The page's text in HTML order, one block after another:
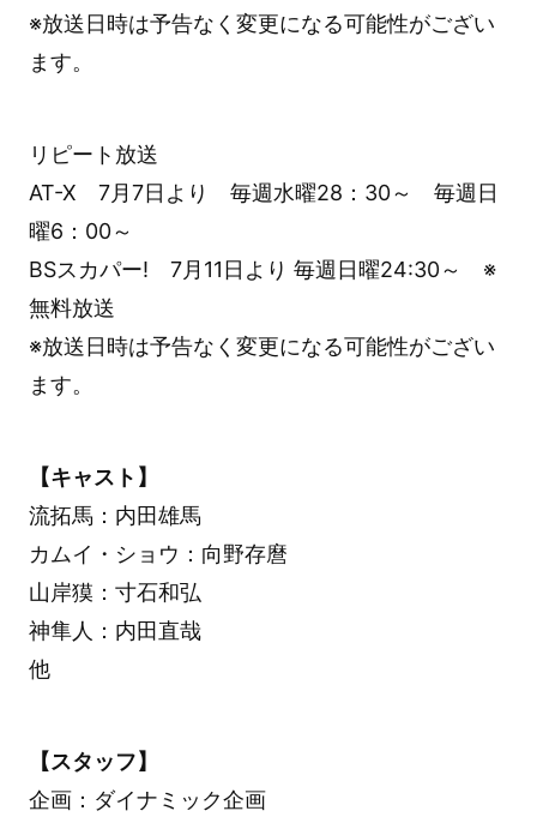
※放送日時は予告なく変更になる可能性がござい
ます。
リピート放送
AT-X 7月7日より 毎週水曜28：30～ 毎週日
曜6：00～
BSスカパー! 7月11日より 毎週日曜24:30～ ※
無料放送
※放送日時は予告なく変更になる可能性がござい
ます。
【キャスト】
流拓馬：内田雄馬
カムイ・ショウ：向野存麿
山岸獏：寸石和弘
神隼人：内田直哉
他
【スタッフ】
企画：ダイナミック企画